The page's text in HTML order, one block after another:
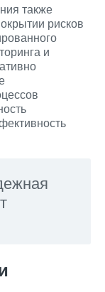
также
рисков
и